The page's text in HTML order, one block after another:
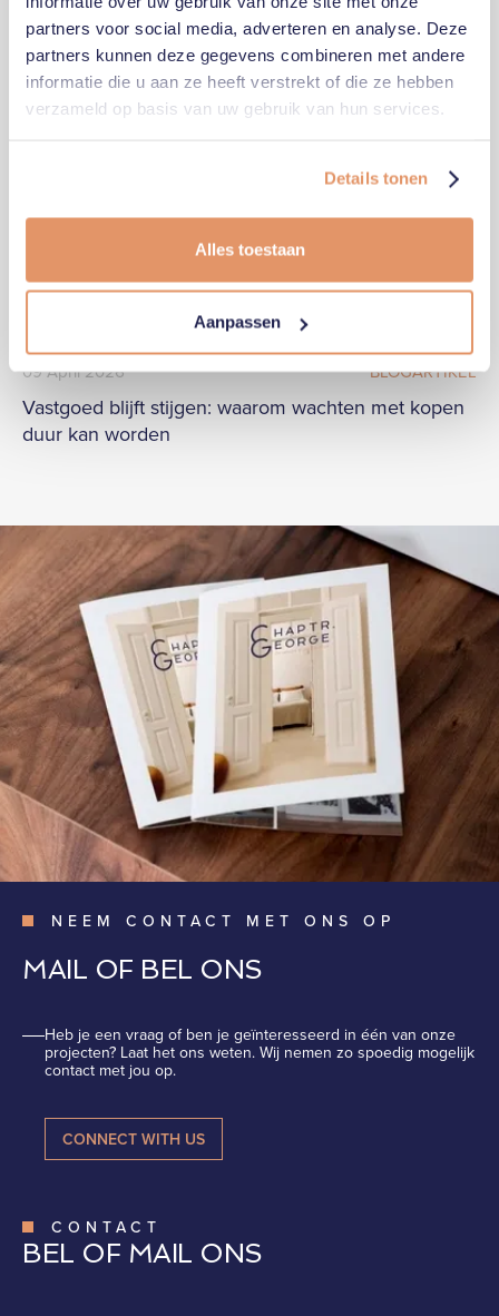
partners voor social media, adverteren en analyse. Deze
partners kunnen deze gegevens combineren met andere
informatie die u aan ze heeft verstrekt of die ze hebben
verzameld op basis van uw gebruik van hun services.
Details tonen
Alles toestaan
Aanpassen
09April2026 BLOGARTIKEL
Vastgoed blijft stijgen: waarom wachten met kopen
duur kan worden
NEEM CONTACT MET ONS OP
MAIL OF BEL ONS
Heb je een vraag of ben je geïnteresseerd in één van onze
projecten? Laat het ons weten. Wij nemen zo spoedig mogelijk
contact met jou op.
CONNECT WITH US
CONTACT
BEL OF MAIL ONS